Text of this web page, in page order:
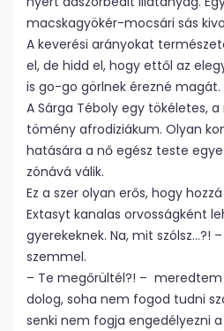
macskagyökér-mocsári sás
A keverési arányokat
el, de hidd el, hogy ettől az
is go-go görlnek érezné magát.
A Sárga Téboly egy tökéletes,
tömény afrodiziákum. Olyan
hatására a nő egész teste
zónává válik.
Ez a szer olyan erős, hogy
Extasyt kanalas orvosságként
gyerekeknek. Na, mit szólsz…?!
szemmel.
– Te megőrültél?! – meredtem
dolog, soha nem fogod tudni
senki nem fogja engedélyezni